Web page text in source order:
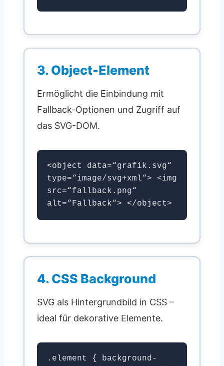
3. Object-Element
Ermöglicht die Einbindung mit
Fallback-Optionen und Zugriff auf
das SVG-DOM.
<object data=“grafik.svg“
type=“image/svg+xml“> <img
src=“fallback.png“
alt=“Fallback“> </object>
4. CSS Background
SVG als Hintergrundbild in CSS –
ideal für dekorative Elemente.
.element { background-